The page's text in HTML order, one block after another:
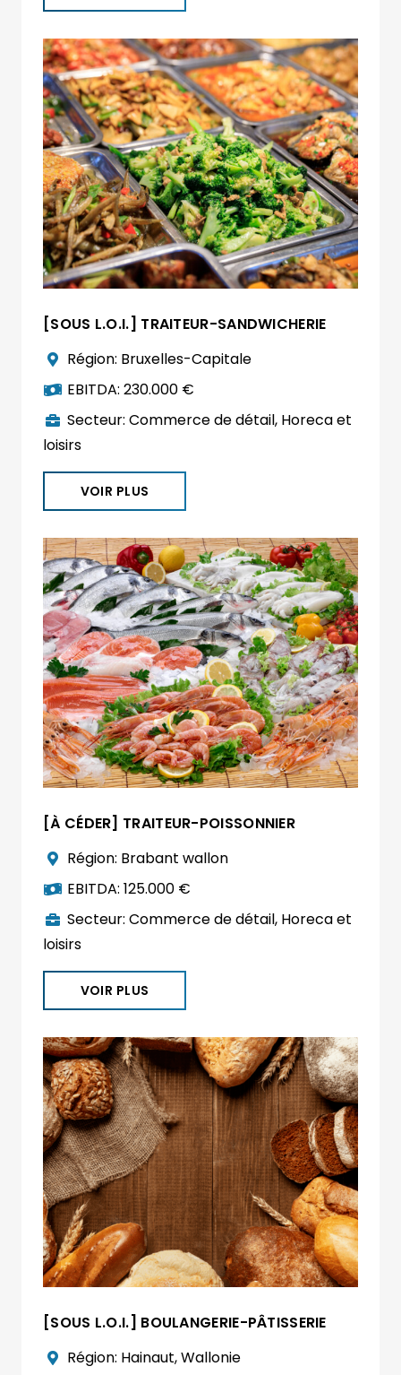
[SOUS L.O.I.] TRAITEUR-SANDWICHERIE
Région: Bruxelles-Capitale
EBITDA:230.000 €
Secteur:Commerce de détail, Horeca et
loisirs
VOIR PLUS
[À CÉDER] TRAITEUR-POISSONNIER
Région: Brabant wallon
EBITDA:125.000 €
Secteur:Commerce de détail, Horeca et
loisirs
VOIR PLUS
[SOUS L.O.I.] BOULANGERIE-PÂTISSERIE
Région: Hainaut,Wallonie